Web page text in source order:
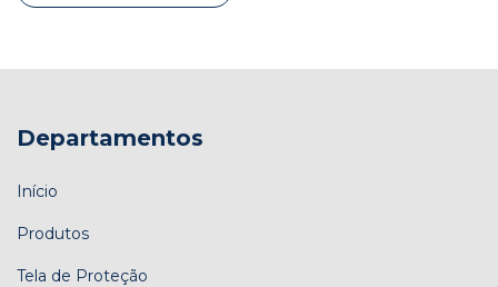
Departamentos
Início
Produtos
Tela de Proteção